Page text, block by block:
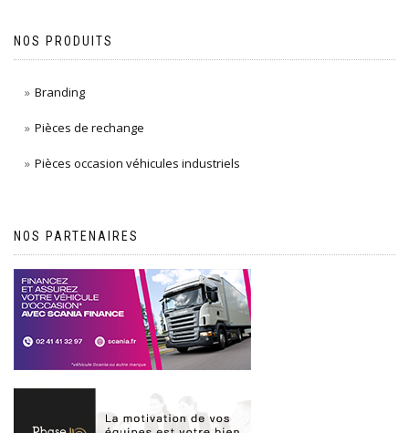
NOS PRODUITS
Branding
Pièces de rechange
Pièces occasion véhicules industriels
NOS PARTENAIRES